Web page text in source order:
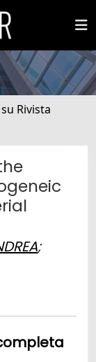
Rivista
;